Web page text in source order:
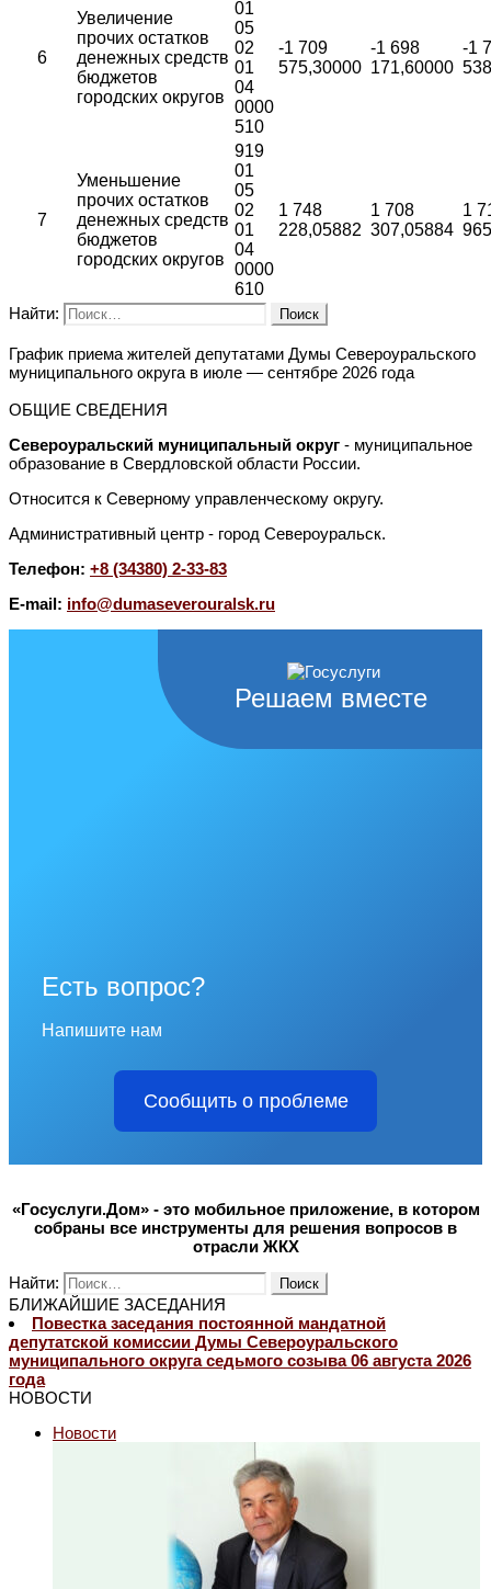
6
Увеличение
прочих остатков
денежных средств
бюджетов
городских округов
01
05
02
01
04
0000
510
-1 709
575,30000
-1 698
171,60000
-1
7
Уменьшение
прочих остатков
денежных средств
бюджетов
городских округов
919
01
05
02
01
04
0000
610
1 748
228,05882
1 708
307,05884
1
Найти:
График приема жителей депутатами Думы Североуральского
муниципального округа в июле — сентябре 2026 года
ОБЩИЕ СВЕДЕНИЯ
Североуральский муниципальный округ - муниципальное
образование в Свердловской области России.
Относится к Северному управленческому округу.
Административный центр - город Североуральск.
Телефон: +8 (34380) 2-33-83
E-mail: info@dumaseverouralsk.ru
Решаем вместе
Есть вопрос?
Напишите нам
Сообщить о проблеме
«Госуслуги.Дом» - это мобильное приложение, в котором
собраны все инструменты для решения вопросов в
отрасли ЖКХ
Найти:
БЛИЖАЙШИЕ ЗАСЕДАНИЯ
Повестка заседания постоянной мандатной
депутатской комиссии Думы Североуральского
муниципального округа седьмого созыва 06 августа 2026
года
НОВОСТИ
Новости